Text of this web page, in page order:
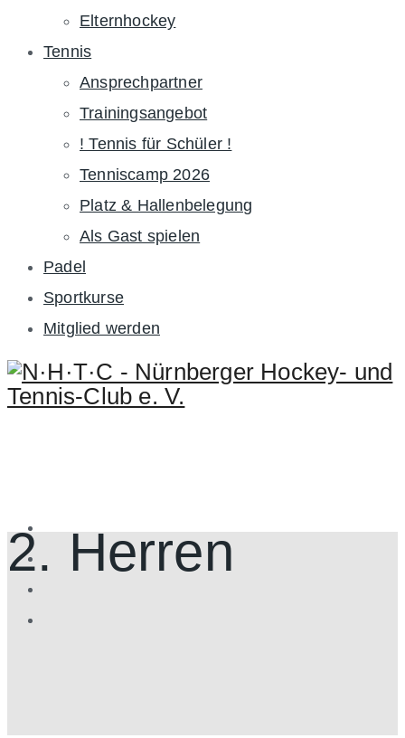
Elternhockey
Tennis
Ansprechpartner
Trainingsangebot
! Tennis für Schüler !
Tenniscamp 2026
Platz & Hallenbelegung
Als Gast spielen
Padel
Sportkurse
Mitglied werden
2. Herren